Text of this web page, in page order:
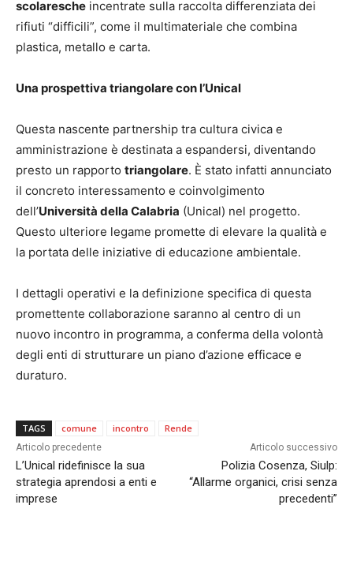
scolaresche incentrate sulla raccolta differenziata dei
rifiuti “difficili”, come il multimateriale che combina
plastica, metallo e carta.
Una prospettiva triangolare con l’Unical
Questa nascente partnership tra cultura civica e
amministrazione è destinata a espandersi, diventando
presto un rapporto triangolare. È stato infatti annunciato
il concreto interessamento e coinvolgimento
dell’Università della Calabria (Unical) nel progetto.
Questo ulteriore legame promette di elevare la qualità e
la portata delle iniziative di educazione ambientale.
I dettagli operativi e la definizione specifica di questa
promettente collaborazione saranno al centro di un
nuovo incontro in programma, a conferma della volontà
degli enti di strutturare un piano d’azione efficace e
duraturo.
TAGS comune incontro Rende
Articolo precedente
L’Unical ridefinisce la sua
strategia aprendosi a enti e
imprese
Articolo successivo
Polizia Cosenza, Siulp:
“Allarme organici, crisi senza
precedenti”